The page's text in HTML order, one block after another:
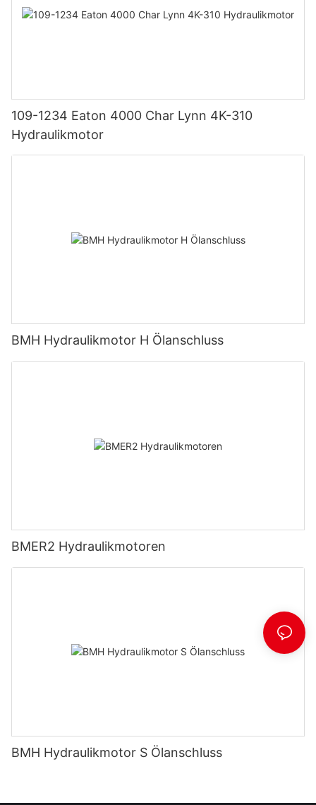
109-1234 Eaton 4000 Char Lynn 4K-310
Hydraulikmotor
BMH Hydraulikmotor H Ölanschluss
BMER2 Hydraulikmotoren
BMH Hydraulikmotor S Ölanschluss